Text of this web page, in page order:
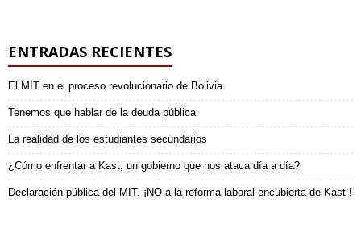
ENTRADAS RECIENTES
El MIT en el proceso revolucionario de Bolivia
Tenemos que hablar de la deuda pública
La realidad de los estudiantes secundarios
¿Cómo enfrentar a Kast, un gobierno que nos ataca día a día?
Declaración pública del MIT. ¡NO a la reforma laboral encubierta de Kast !